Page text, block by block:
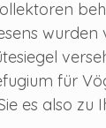
wurden
für
es also zu